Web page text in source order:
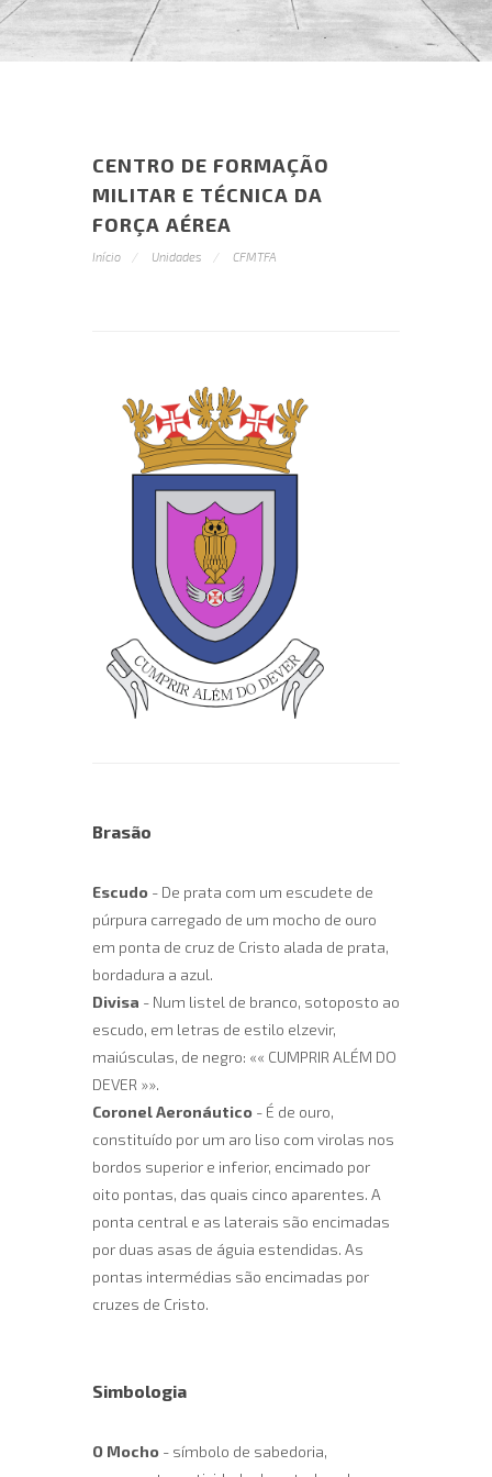
CENTRO DE FORMAÇÃO
MILITAR E TÉCNICA DA
FORÇA AÉREA
Início Unidades CFMTFA
Brasão
Escudo - De prata com um escudete de
púrpura carregado de um mocho de ouro
em ponta de cruz de Cristo alada de prata,
bordadura a azul.
Divisa - Num listel de branco, sotoposto ao
escudo, em letras de estilo elzevir,
maiúsculas, de negro: «« CUMPRIR ALÉM DO
DEVER »».
Coronel Aeronáutico - É de ouro,
constituído por um aro liso com virolas nos
bordos superior e inferior, encimado por
oito pontas, das quais cinco aparentes. A
ponta central e as laterais são encimadas
por duas asas de águia estendidas. As
pontas intermédias são encimadas por
cruzes de Cristo.
Simbologia
O Mocho - símbolo de sabedoria,